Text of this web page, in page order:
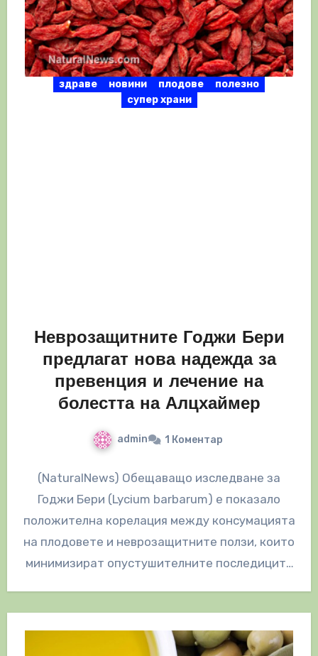
здраве новини плодове
полезно
супер храни
Неврозащитните Годжи Бери
предлагат нова надежда за
превенция и лечение на
болестта на Алцхаймер
admin 1 Коментар
(NaturalNews) Обещаващо изследване за
Годжи Бери (Lycium barbarum) е показало
положителна корелация между консумацията
на плодовете и неврозащитните ползи, които
минимизират опустушителните последиците